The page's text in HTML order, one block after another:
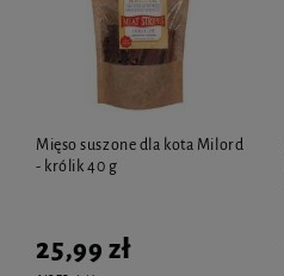
Mięso suszone dla kota Milord
- królik 40 g
25,99 zł